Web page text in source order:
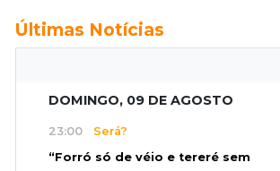
Últimas Notícias
DOMINGO, 09 DE AGOSTO
23:00 Será?
“Forró só de véio e tereré sem